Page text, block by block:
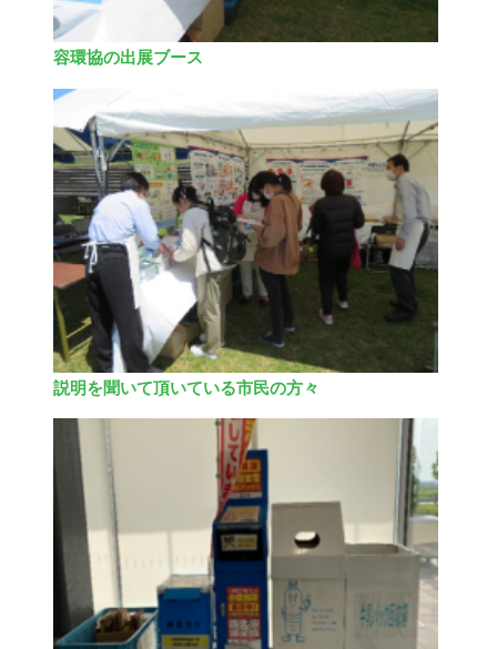
容環協の出展ブース
説明を聞いて頂いている市民の方々